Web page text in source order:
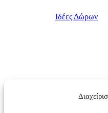
Ιδέες Δώρων